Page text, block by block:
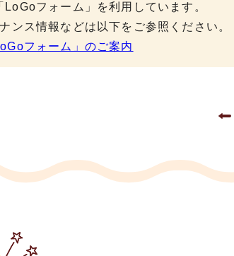
フォーム」を利用しています。
ンス情報などは以下をご参照ください。
フォーム」のご案内